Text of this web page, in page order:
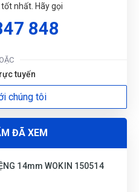
tình, mua càng nhiều giảm
nhất. Hãy gọi
848
tuyến
chúng tôi
ĐÃ XEM
14mm WOKIN 150514